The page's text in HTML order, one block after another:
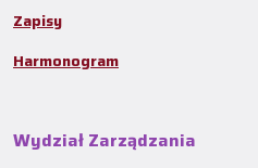
Zapisy
Harmonogram
Wydział Zarządzania